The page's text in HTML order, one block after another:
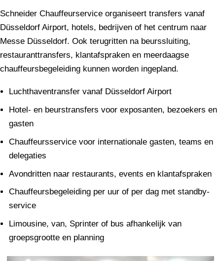
Schneider Chauffeurservice organiseert transfers vanaf
Düsseldorf Airport, hotels, bedrijven of het centrum naar
Messe Düsseldorf. Ook terugritten na beurssluiting,
restauranttransfers, klantafspraken en meerdaagse
chauffeursbegeleiding kunnen worden ingepland.
Luchthaventransfer vanaf Düsseldorf Airport
Hotel- en beurstransfers voor exposanten, bezoekers en
gasten
Chauffeursservice voor internationale gasten, teams en
delegaties
Avondritten naar restaurants, events en klantafspraken
Chauffeursbegeleiding per uur of per dag met standby-
service
Limousine, van, Sprinter of bus afhankelijk van
groepsgrootte en planning